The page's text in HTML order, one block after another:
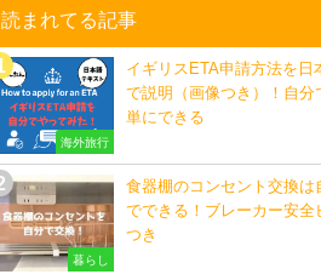
読まれてる記事
海外旅行
イギリスETA申請方法を日
で説明（画像つき）！自分
単にできる
暮らし
食器棚のコンセント交換は
でできる！ブレーカー安全
つき